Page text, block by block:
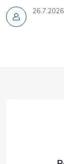
26.7.2026